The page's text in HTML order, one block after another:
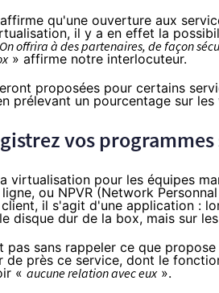
qu'une ouverture aux
il y a en effet la
On offrira à des partenaires, de façon
» affirme notre interlocuteur.
proposées pour certains
prélevant un pourcentage sur
vos
virtualisation pour les équipes
ou NPVR (Network
il s'agit d'une application :
disque dur de la box, mais sur
pas sans rappeler ce que propose
de près ce service, dont le
« aucune relation avec eux».